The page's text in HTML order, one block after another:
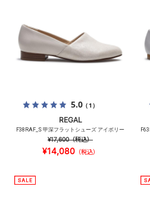
5.0（1）
REGAL
F38RAF_S 甲深フラットシューズ アイボリー
¥17,600（税込）
¥14,080（税込）